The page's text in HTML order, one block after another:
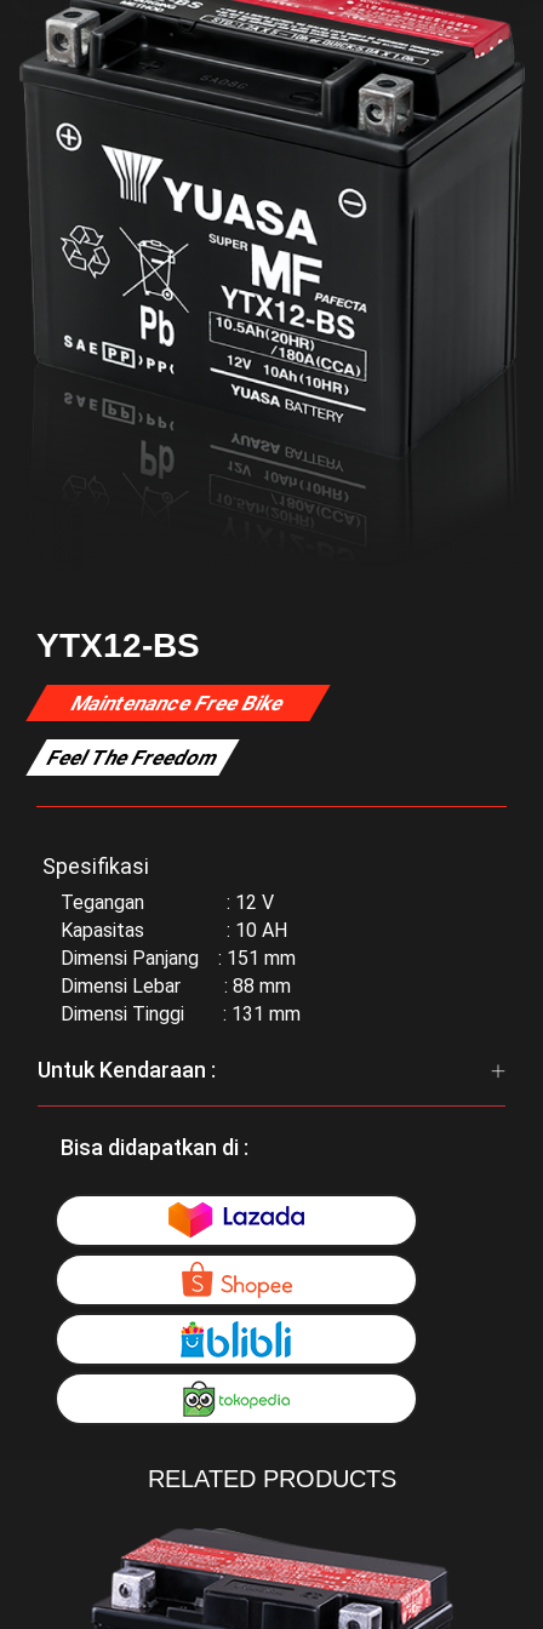
YTX12-BS
Maintenance Free Bike
Feel The Freedom
Spesifikasi
Tegangan : 12 V
Kapasitas : 10 AH
Dimensi Panjang : 151 mm
Dimensi Lebar : 88 mm
Dimensi Tinggi : 131 mm
Untuk Kendaraan :
Bisa didapatkan di :
RELATED PRODUCTS